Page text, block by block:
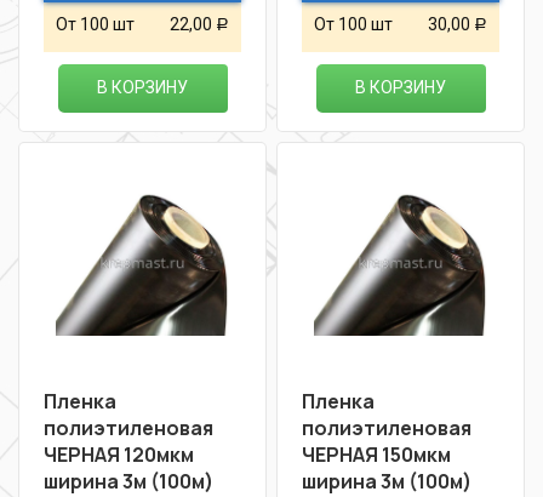
От 100 шт 22,00 Р
В КОРЗИНУ
От 100 шт 30,00 Р
В КОРЗИНУ
Пленка
полиэтиленовая
ЧЕРНАЯ 120мкм
ширина 3м (100м)
Пленка
полиэтиленовая
ЧЕРНАЯ 150мкм
ширина 3м (100м)